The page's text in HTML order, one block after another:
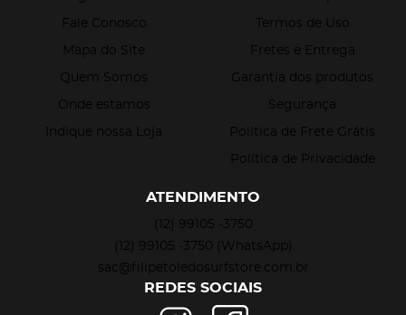
Fale Conosco
Mapa do Site
Quem Somos
Onde estamos
Indique nossa Loja
Termos de Uso
Fretes e Entrega
Garantia dos produtos
Segurança
Politica de Frete Grátis
Política de Privacidade
ATENDIMENTO
(12)
99105 -3750
(12)
99105 -3750
(WhatsApp)
sac@filipetoledosurfstore.com.br
REDES SOCIAIS